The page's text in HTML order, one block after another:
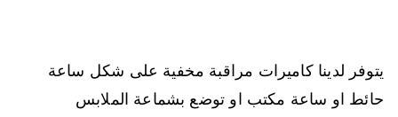
يتوفر لدينا كاميرات مراقبة مخفية على شكل ساعة
حائط او ساعة مكتب او توضع بشماعة الملابس